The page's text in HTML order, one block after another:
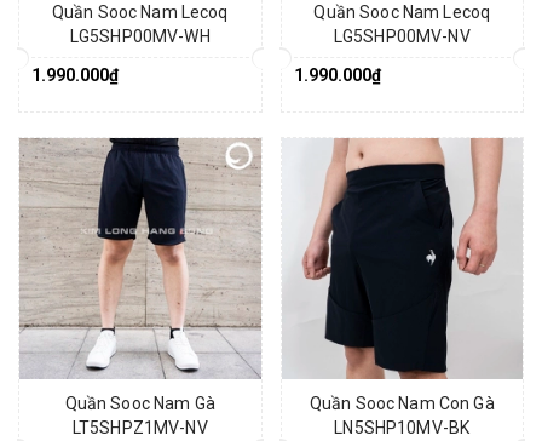
Quần Sooc Nam Lecoq
LG5SHP00MV-WH
1.990.000₫
Quần Sooc Nam Lecoq
LG5SHP00MV-NV
1.990.000₫
Quần Sooc Nam Gà
LT5SHPZ1MV-NV
Quần Sooc Nam Con Gà
LN5SHP10MV-BK